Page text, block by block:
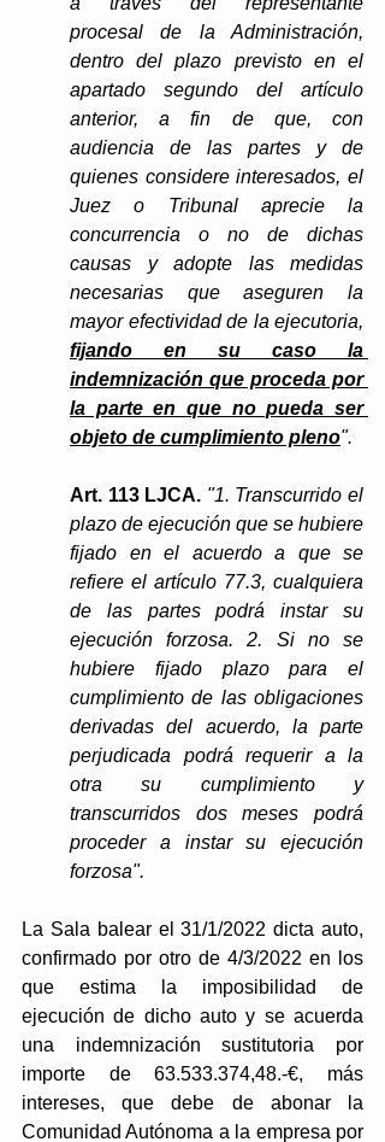
procesal de la Administración,
dentro del plazo previsto en el
apartado segundo del artículo
anterior, a fin de que, con
audiencia de las partes y de
quienes considere interesados, el
Juez o Tribunal aprecie la
concurrencia o no de dichas
causas y adopte las medidas
necesarias que aseguren la
fijando en su caso la
indemnización que proceda por
la parte en que no pueda ser
objeto de cumplimiento pleno".
Art. 113 LJCA. "1. Transcurrido el
plazo de ejecución que se hubiere
fijado en el acuerdo a que se
refiere el artículo 77.3, cualquiera
de las partes podrá instar su
ejecución forzosa. 2. Si no se
hubiere fijado plazo para el
cumplimiento de las obligaciones
derivadas del acuerdo, la parte
perjudicada podrá requerir a la
otra su cumplimiento y
transcurridos dos meses podrá
proceder a instar su ejecución
forzosa".
La Sala balear el 31/1/2022 dicta auto,
confirmado por otro de 4/3/2022 en los
que estima la imposibilidad de
ejecución de dicho auto y se acuerda
una indemnización sustitutoria por
importe de 63.533.374,48.-€, más
intereses, que debe de abonar la
Comunidad Autónoma a la empresa por